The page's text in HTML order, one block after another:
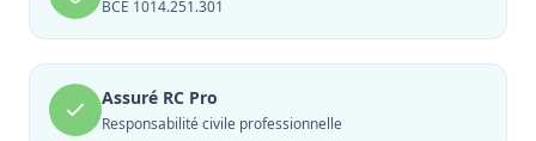
BCE 1014.251.301
Assuré RC Pro
Responsabilité civile professionnelle